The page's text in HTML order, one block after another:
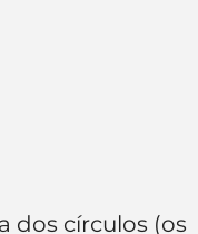
dos círculos (os